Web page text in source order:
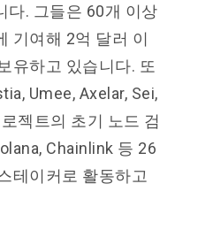
다. 그들은 60개 이상
기여해 2억 달러 이
유하고 있습니다. 또
Umee, Axelar, Sei,
젝트의 초기 노드 검
Chainlink 등 26
테이커로 활동하고